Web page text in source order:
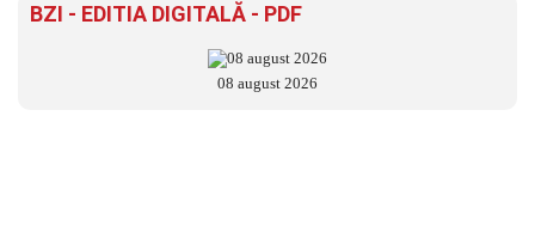
BZI - EDITIA DIGITALĂ - PDF
08 august 2026